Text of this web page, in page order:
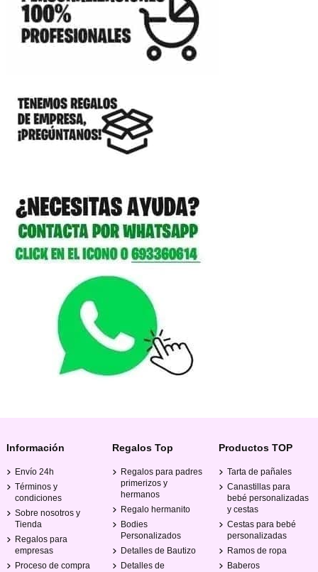
Información
Envío 24h
Términos y
condiciones
Sobre nosotros y
Tienda
Regalos para
empresas
Proceso de compra
Regalos Top
Regalos para padres
primerizos y
hermanos
Regalo hermanito
Bodies
Personalizados
Detalles de Bautizo
Detalles de
Productos TOP
Tarta de pañales
Canastillas para
bebé personalizadas
y cestas
Cestas para bebé
personalizadas
Ramos de ropa
Baberos